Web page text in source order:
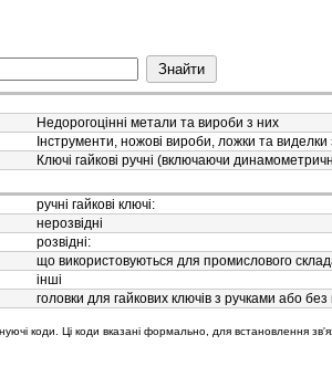
Недорогоцiннi метали та вироби з них
Iнструменти, ножовi вироби, ложки та
Ключi гайковi ручнi (включаючи
ручнi гайковi ключi:
нерозвiднi
розвiднi:
що використовуються для промислового
iншi
головки для гайкових ключiв з ручками або без
коди. Ці коди вказані формально, для встановлення